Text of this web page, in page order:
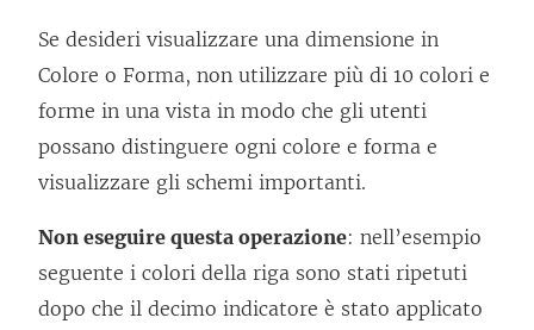
Se desideri visualizzare una dimensione in
Colore o Forma, non utilizzare più di 10 colori e
forme in una vista in modo che gli utenti
possano distinguere ogni colore e forma e
visualizzare gli schemi importanti.
Non eseguire questa operazione: nell’esempio
seguente i colori della riga sono stati ripetuti
dopo che il decimo indicatore è stato applicato